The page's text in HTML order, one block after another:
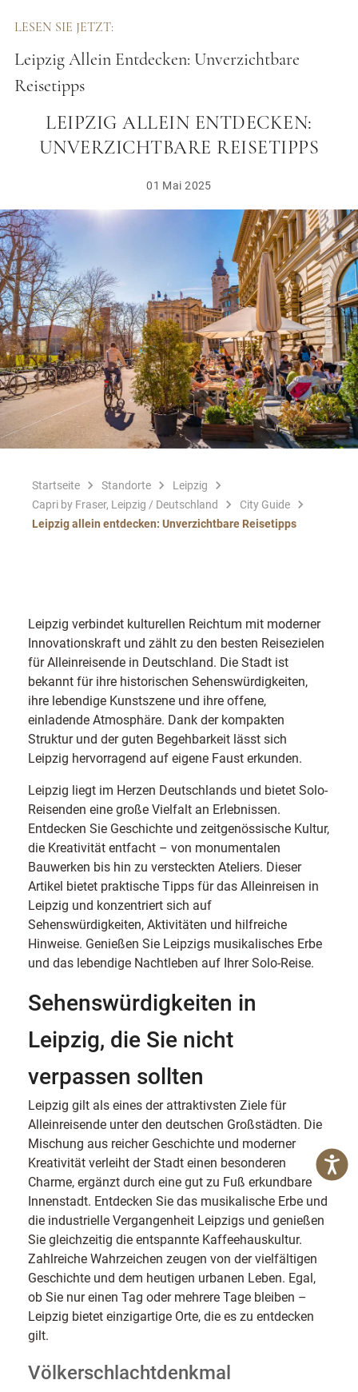
LESEN SIE JETZT:
Leipzig Allein Entdecken: Unverzichtbare
Reisetipps
LEIPZIG ALLEIN ENTDECKEN:
UNVERZICHTBARE REISETIPPS
01 Mai 2025
Startseite Standorte
Leipzig
Capri by Fraser, Leipzig / Deutschland
City Guide
Leipzig allein entdecken: Unverzichtbare Reisetipps
Leipzig verbindet kulturellen Reichtum mit moderner
Innovationskraft und zählt zu den besten Reisezielen
für Alleinreisende in Deutschland. Die Stadt ist
bekannt für ihre historischen Sehenswürdigkeiten,
ihre lebendige Kunstszene und ihre offene,
einladende Atmosphäre. Dank der kompakten
Struktur und der guten Begehbarkeit lässt sich
Leipzig hervorragend auf eigene Faust erkunden.
Leipzig liegt im Herzen Deutschlands und bietet Solo-
Reisenden eine große Vielfalt an Erlebnissen.
Entdecken Sie Geschichte und zeitgenössische Kultur,
die Kreativität entfacht – von monumentalen
Bauwerken bis hin zu versteckten Ateliers. Dieser
Artikel bietet praktische Tipps für das Alleinreisen in
Leipzig und konzentriert sich auf
Sehenswürdigkeiten, Aktivitäten und hilfreiche
Hinweise. Genießen Sie Leipzigs musikalisches Erbe
und das lebendige Nachtleben auf Ihrer Solo-Reise.
Sehenswürdigkeiten in
Leipzig, die Sie nicht
verpassen sollten
Leipzig gilt als eines der attraktivsten Ziele für
Alleinreisende unter den deutschen Großstädten. Die
Mischung aus reicher Geschichte und moderner
Kreativität verleiht der Stadt einen besonderen
Charme, ergänzt durch eine gut zu Fuß erkundbare
Innenstadt. Entdecken Sie das musikalische Erbe und
die industrielle Vergangenheit Leipzigs und genießen
Sie gleichzeitig die entspannte Kaffeehauskultur.
Zahlreiche Wahrzeichen zeugen von der vielfältigen
Geschichte und dem heutigen urbanen Leben. Egal,
ob Sie nur einen Tag oder mehrere Tage bleiben –
Leipzig bietet einzigartige Orte, die es zu entdecken
gilt.
Völkerschlachtdenkmal